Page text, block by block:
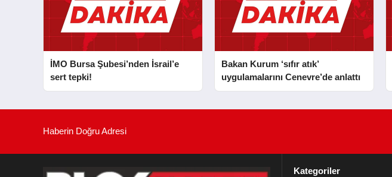
İMO Bursa Şubesi’nden İsrail’e
sert tepki!
Bakan Kurum ‘sıfır atık’
uygulamalarını Cenevre’de anlattı
Haberin Doğru Adresi
Kategoriler